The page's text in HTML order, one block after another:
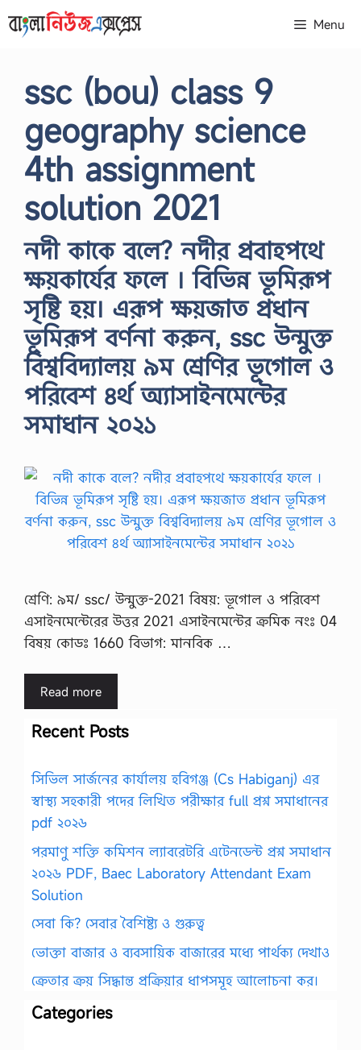
to
Menu
ssc (bou) class 9
geography science
4th assignment
solution 2021
নদী কাকে বলে? নদীর প্রবাহপথে
ক্ষয়কার্যের ফলে । বিভিন্ন ভূমিরূপ
সৃষ্টি হয়। এরূপ ক্ষয়জাত প্রধান
ভূমিরূপ বর্ণনা করুন, ssc উন্মুক্ত
বিশ্ববিদ্যালয় ৯ম শ্রেণির ভূগোল ও
পরিবেশ ৪র্থ অ্যাসাইনমেন্টের
সমাধান ২০২১
শ্রেণি: ৯ম/ ssc/ উন্মুক্ত-2021 বিষয়: ভূগোল ও পরিবেশ
এসাইনমেন্টেরের উত্তর 2021 এসাইনমেন্টের ক্রমিক নংঃ 04
বিষয় কোডঃ 1660 বিভাগ: মানবিক …
Read more
Recent Posts
সিভিল সার্জনের কার্যালয় হবিগঞ্জ (Cs Habiganj) এর
স্বাস্থ্য সহকারী পদের লিখিত পরীক্ষার full প্রশ্ন সমাধানের
pdf ২০২৬
পরমাণু শক্তি কমিশন ল্যাবরেটরি এটেনডেন্ট প্রশ্ন সমাধান
২০২৬ PDF, Baec Laboratory Attendant Exam
Solution
সেবা কি? সেবার বৈশিষ্ট্য ও গুরুত্ব
ভোক্তা বাজার ও ব্যবসায়িক বাজারের মধ্যে পার্থক্য দেখাও
ক্রেতার ক্রয় সিদ্ধান্ত প্রক্রিয়ার ধাপসমূহ আলোচনা কর।
Categories